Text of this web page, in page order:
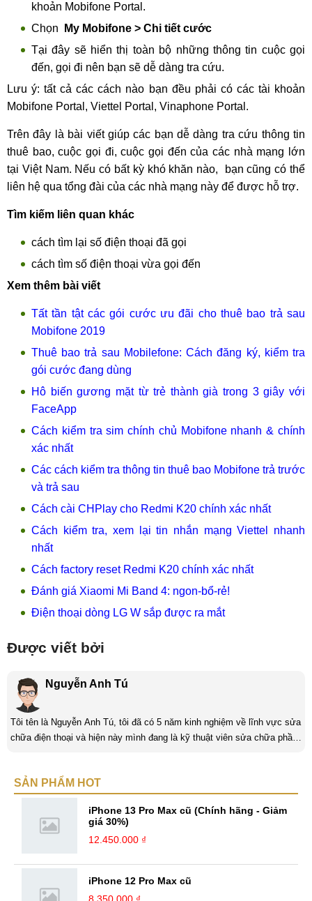
khoản Mobifone Portal.
Chọn My Mobifone > Chi tiết cước
Tại đây sẽ hiển thị toàn bộ những thông tin cuộc gọi
đến, gọi đi nên bạn sẽ dễ dàng tra cứu.
Lưu ý: tất cả các cách nào bạn đều phải có các tài khoản
Mobifone Portal, Viettel Portal, Vinaphone Portal.
Trên đây là bài viết giúp các bạn dễ dàng tra cứu thông tin
thuê bao, cuộc gọi đi, cuộc gọi đến của các nhà mạng lớn
tại Việt Nam. Nếu có bất kỳ khó khăn nào, bạn cũng có thể
liên hệ qua tổng đài của các nhà mạng này để được hỗ trợ.
Tìm kiếm liên quan khác
cách tìm lại số điện thoại đã gọi
cách tìm số điện thoại vừa gọi đến
Xem thêm bài viết
Tất tần tật các gói cước ưu đãi cho thuê bao trả sau
Mobifone 2019
Thuê bao trả sau Mobilefone: Cách đăng ký, kiểm tra
gói cước đang dùng
Hô biến gương mặt từ trẻ thành già trong 3 giây với
FaceApp
Cách kiểm tra sim chính chủ Mobifone nhanh & chính
xác nhất
Các cách kiểm tra thông tin thuê bao Mobifone trả trước
và trả sau
Cách cài CHPlay cho Redmi K20 chính xác nhất
Cách kiểm tra, xem lại tin nhắn mạng Viettel nhanh
nhất
Cách factory reset Redmi K20 chính xác nhất
Đánh giá Xiaomi Mi Band 4: ngon-bổ-rẻ!
Điện thoại dòng LG W sắp được ra mắt
Được viết bởi
Nguyễn Anh Tú
Tôi tên là Nguyễn Anh Tú, tôi đã có 5 năm kinh nghiệm về lĩnh vực sửa
chữa điện thoại và hiện này mình đang là kỹ thuật viên sửa chữa phần
thách và là một người đam mê công nghệ tôi luôn thích tìm tòi những
SẢN PHẨM HOT
iPhone 13 Pro Max cũ (Chính hãng - Giảm
giá 30%)
12.450.000 ₫
iPhone 12 Pro Max cũ
8.350.000 ₫